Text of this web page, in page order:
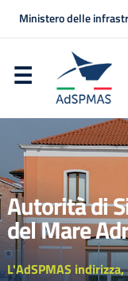
Ministero delle
Autorità di
del Mare
L'AdSPMAS